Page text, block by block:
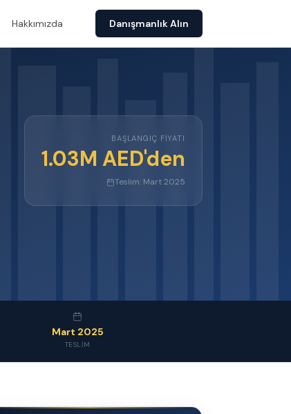
Hakkımızda Danışmanlık Alın
BAŞLANGIÇ FIYATI
1.03M AED'den
Teslim: Mart 2025
Mart 2025
TESLIM